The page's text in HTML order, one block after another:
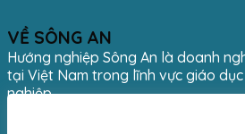
VỀ SÔNG AN
Hướng nghiệp Sông An là doanh
tại Việt Nam trong lĩnh vực giáo
nghiệp.